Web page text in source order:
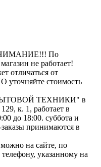
По
не работает!
отличаться от
стоимость
ТЕХНИКИ" в
к. 1, работает в
до 18:00. суббота и
принимаются в
можно на сайте, по
указанному на